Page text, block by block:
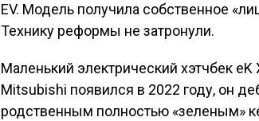
EV. Модель получила собственное
Технику реформы не затронули.
Маленький электрический хэтчбек
Mitsubishi появился в 2022 году, он
родственным полностью «зеленым»